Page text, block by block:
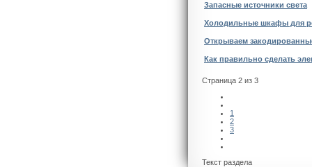
Запасные источники света
Холодильные шкафы для
Открываем
Как правильно сделать
Страница 2 из 3
1
2
3
Текст раздела